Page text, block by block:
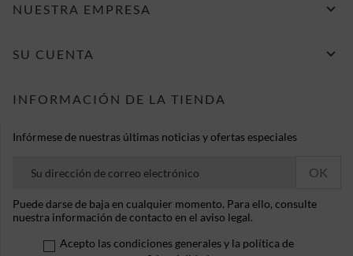
NUESTRA EMPRESA 
SU CUENTA 
INFORMACIÓN DE LA TIENDA
Infórmese de nuestras últimas noticias y ofertas especiales
Puede darse de baja en cualquier momento. Para ello, consulte
nuestra información de contacto en el aviso legal.
Acepto las condiciones generales y la política de